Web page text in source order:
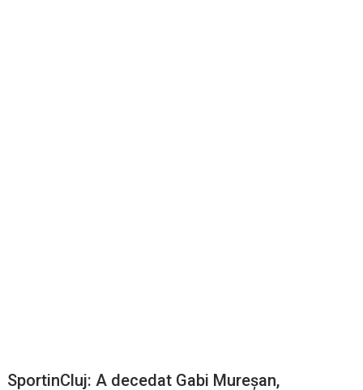
SportinCluj: A decedat Gabi Mureșan,